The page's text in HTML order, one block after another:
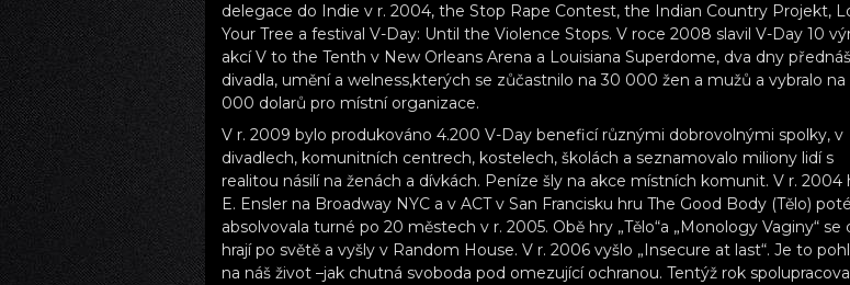
delegace do Indie v r. 2004, the Stop Rape Contest, the Indian Country Projekt,
Your Tree a festival V-Day: Until the Violence Stops. V roce 2008 slavil V-Day 10
akcí V to the Tenth v New Orleans Arena a Louisiana Superdome, dva dny
divadla, umění a welness,kterých se zůčastnilo na 30 000 žen a mužů a vybralo
000 dolarů pro místní organizace.
V r. 2009 bylo produkováno 4.200 V-Day beneficí různými dobrovolnými spolky, v
divadlech, komunitních centrech, kostelech, školách a seznamovalo miliony lidí s
realitou násilí na ženách a dívkách. Peníze šly na akce místních komunit. V r. 2004
E. Ensler na Broadway NYC a v ACT v San Francisku hru The Good Body (Tělo) poté
absolvovala turné po 20 městech v r. 2005. Obě hry „Tělo“a „Monology Vaginy“ se
hrají po světě a vyšly v Random House. V r. 2006 vyšlo „Insecure at last“. Je to
na náš život –jak chutná svoboda pod omezující ochranou. Tentýž rok